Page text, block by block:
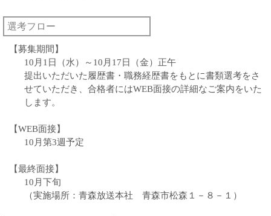
選考フロー
【募集期間】
10月1日（水）～10月17日（金）正午
提出いただいた履歴書・職務経歴書をもとに書類選考をさ
せていただき、合格者にはWEB面接の詳細なご案内をいた
します。
【WEB面接】
10月第3週予定
【最終面接】
10月下旬
（実施場所：青森放送本社 青森市松森１－８－１）